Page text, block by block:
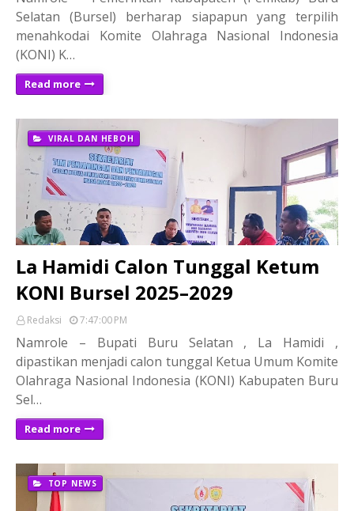
Selatan (Bursel) berharap siapapun yang terpilih
menahkodai Komite Olahraga Nasional Indonesia
(KONI) K…
Read more
VIRAL DAN HEBOH
La Hamidi Calon Tunggal Ketum
KONI Bursel 2025–2029
Redaksi 7:47:00 PM
Namrole – Bupati Buru Selatan , La Hamidi ,
dipastikan menjadi calon tunggal Ketua Umum Komite
Olahraga Nasional Indonesia (KONI) Kabupaten Buru
Sel…
Read more
TOP NEWS